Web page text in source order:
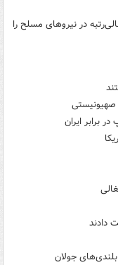
در نیروهای مسلح را
برابر ایران
جولان